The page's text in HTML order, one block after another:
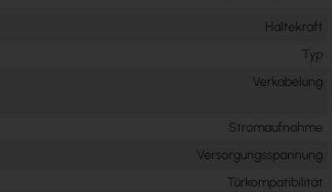
Haltekraft
Typ
Verkabelung
Stromaufnahme
Versorgungsspannung
Türkompatibilität